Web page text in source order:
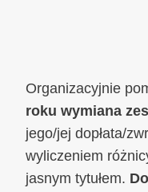
Organizacyjnie
roku wymiana
jego/jej dopłata/
wyliczeniem
jasnym tytułem.